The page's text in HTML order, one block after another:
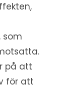
som
på att
för att